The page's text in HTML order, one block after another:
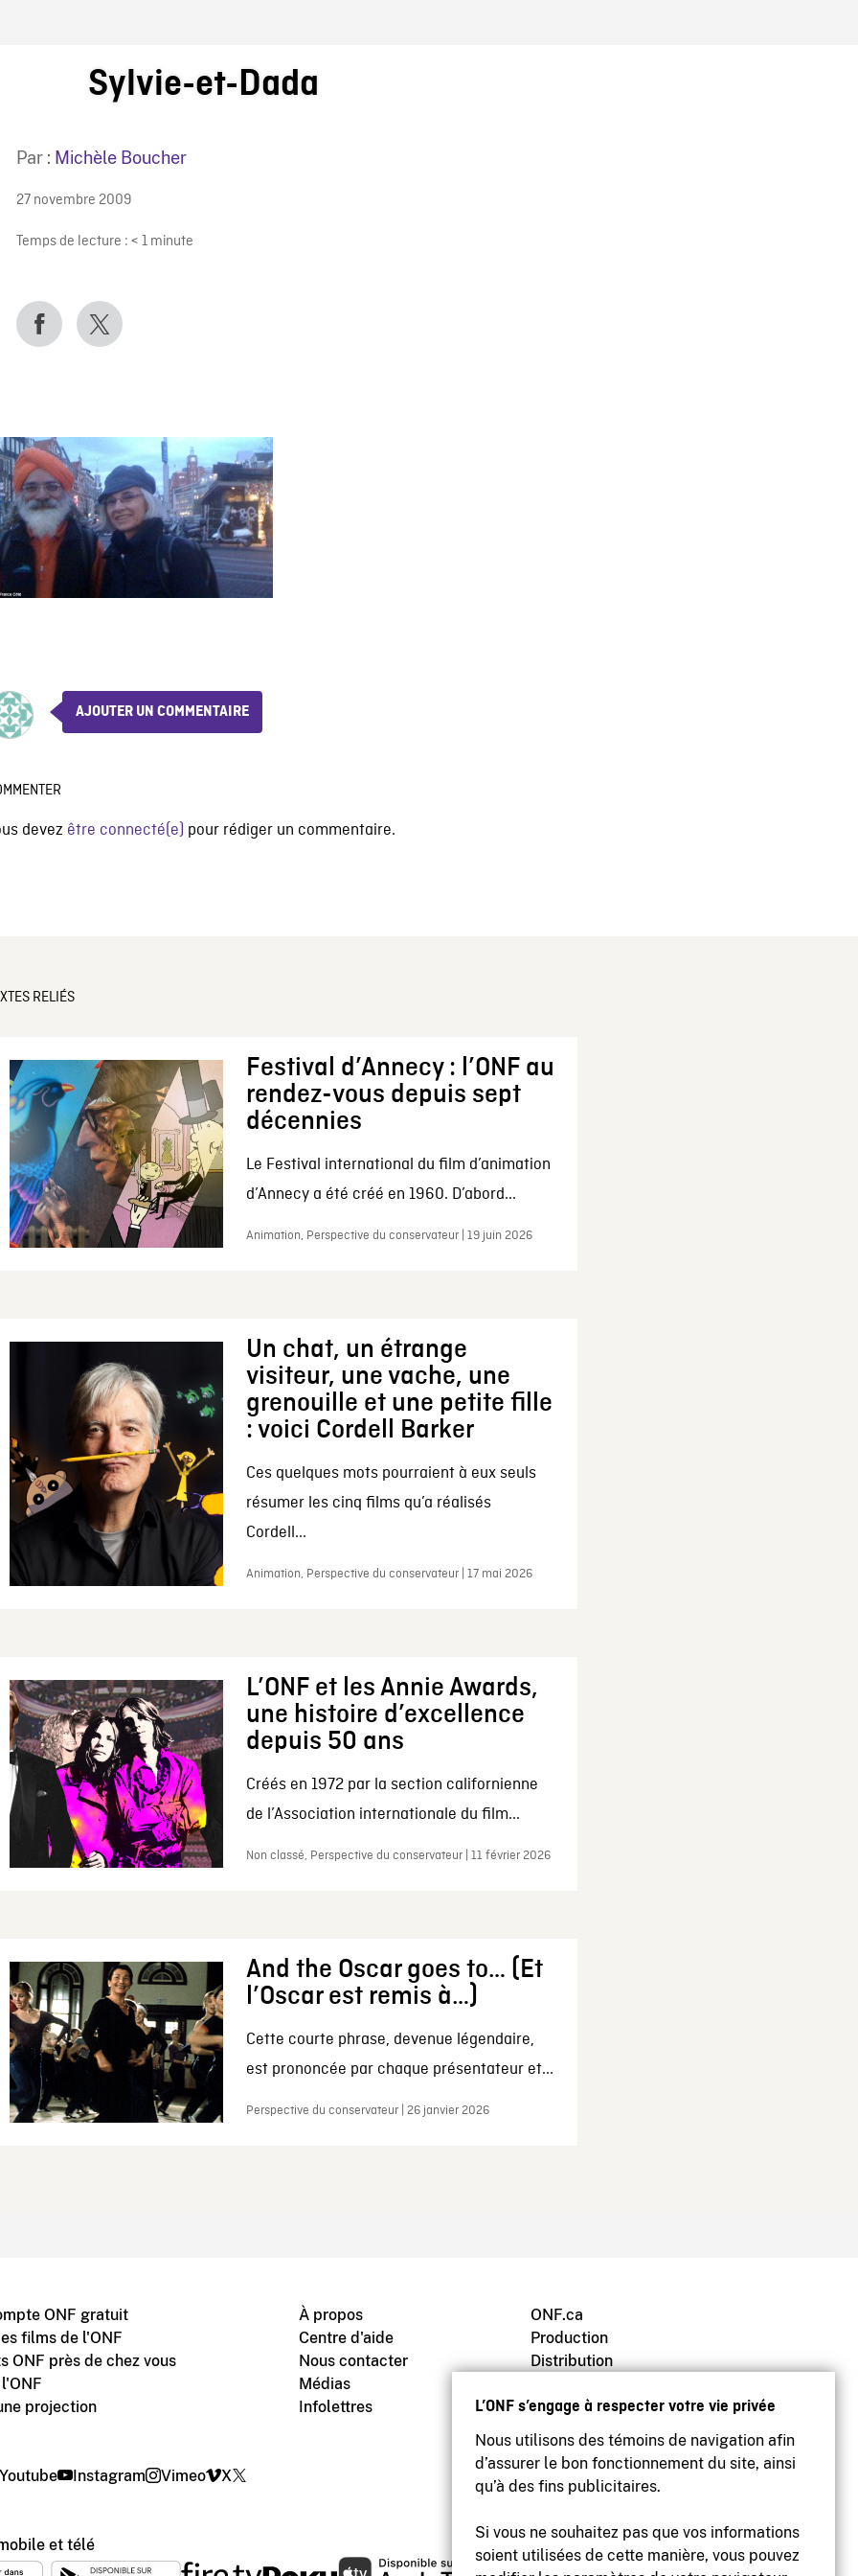
L’ONF s’engage à respecter votre vie privée
Nous utilisons des témoins de navigation afin
d’assurer le bon fonctionnement du site, ainsi
qu’à des fins publicitaires.
Si vous ne souhaitez pas que vos informations
soient utilisées de cette manière, vous pouvez
ONF
Sylvie-et-Dada
Par : Michèle Boucher
27 novembre 2009
Temps de lecture : < 1 minute
AJOUTER UN COMMENTAIRE
devez être connecté(e) pour rédiger un commentaire.
RELIÉS
Festival d’Annecy : l’ONF au
rendez-vous depuis sept
décennies
Le Festival international du film d’animation
d’Annecy a été créé en 1960. D’abord...
Animation, Perspective du conservateur | 19 juin 2026
Un chat, un étrange
visiteur, une vache, une
grenouille et une petite fille
: voici Cordell Barker
Ces quelques mots pourraient à eux seuls
résumer les cinq films qu’a réalisés
Cordell...
Animation, Perspective du conservateur | 17 mai 2026
L’ONF et les Annie Awards,
une histoire d’excellence
depuis 50 ans
Créés en 1972 par la section californienne
de l’Association internationale du film...
Non classé, Perspective du conservateur | 11 février 2026
And the Oscar goes to… (Et
l’Oscar est remis à…)
Cette courte phrase, devenue légendaire,
est prononcée par chaque présentateur et...
Perspective du conservateur | 26 janvier 2026
ONF gratuit
films de l'ONF
ONF près de chez vous
projection
À propos
Centre d'aide
Nous contacter
Médias
Infolettres
ONF.ca
Production
Distribution
Archives
Youtube Instagram Vimeo X
et télé